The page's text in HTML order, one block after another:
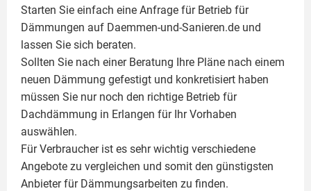
Starten Sie einfach eine Anfrage für Betrieb für
Dämmungen auf Daemmen-und-Sanieren.de und
lassen Sie sich beraten.
Sollten Sie nach einer Beratung Ihre Pläne nach einem
neuen Dämmung gefestigt und konkretisiert haben
müssen Sie nur noch den richtige Betrieb für
Dachdämmung in Erlangen für Ihr Vorhaben
auswählen.
Für Verbraucher ist es sehr wichtig verschiedene
Angebote zu vergleichen und somit den günstigsten
Anbieter für Dämmungsarbeiten zu finden.